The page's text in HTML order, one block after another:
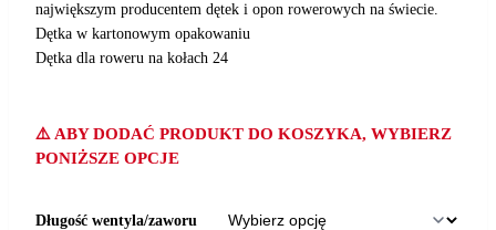
największym producentem dętek i opon rowerowych na świecie.
Dętka w kartonowym opakowaniu
Dętka dla roweru na kołach 24
⚠️ ABY DODAĆ PRODUKT DO KOSZYKA, WYBIERZ
PONIŻSZE OPCJE
Długość wentyla/zaworu